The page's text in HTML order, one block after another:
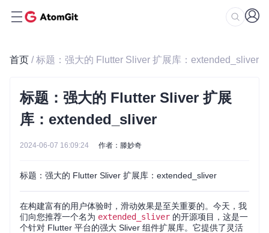
首页 / 标题：强大的 Flutter Sliver 扩展库：extended_sliver
标题：强大的 Flutter Sliver 扩展
库：extended_sliver
2024-06-07 16:09:24 作者：滕妙奇
标题：强大的 Flutter Sliver 扩展库：extended_sliver
在构建富有的用户体验时，滑动效果是至关重要的。今天，我
们向您推荐一个名为 extended_sliver 的开源项目，这是一
个针对 Flutter 平台的强大 Sliver 组件扩展库。它提供了灵活